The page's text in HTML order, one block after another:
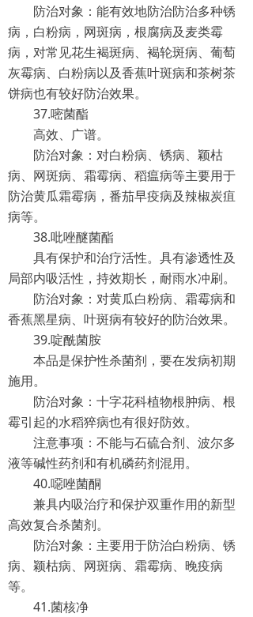
防治对象：能有效地防治防治多种锈
病，白粉病，网斑病，根腐病及麦类霉
病，对常见花生褐斑病、褐轮斑病、葡萄
灰霉病、白粉病以及香蕉叶斑病和茶树茶
饼病也有较好防治效果。
37.嘧菌酯
高效、广谱。
防治对象：对白粉病、锈病、颖枯
病、网斑病、霜霉病、稻瘟病等主要用于
防治黄瓜霜霉病，番茄早疫病及辣椒炭疽
病等。
38.吡唑醚菌酯
具有保护和治疗活性。具有渗透性及
局部内吸活性，持效期长，耐雨水冲刷。
防治对象：对黄瓜白粉病、霜霉病和
香蕉黑星病、叶斑病有较好的防治效果。
39.啶酰菌胺
本品是保护性杀菌剂，要在发病初期
施用。
防治对象：十字花科植物根肿病、根
霉引起的水稻猝病也有很好防效。
注意事项：不能与石硫合剂、波尔多
液等碱性药剂和有机磷药剂混用。
40.噁唑菌酮
兼具内吸治疗和保护双重作用的新型
高效复合杀菌剂。
防治对象：主要用于防治白粉病、锈
病、颖枯病、网斑病、霜霉病、晚疫病
等。
41.菌核净